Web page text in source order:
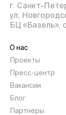
г. Санкт-
ул.
БЦ «Базель»,
О нас
Проекты
Пресс-центр
Вакансии
Блог
Партнеры